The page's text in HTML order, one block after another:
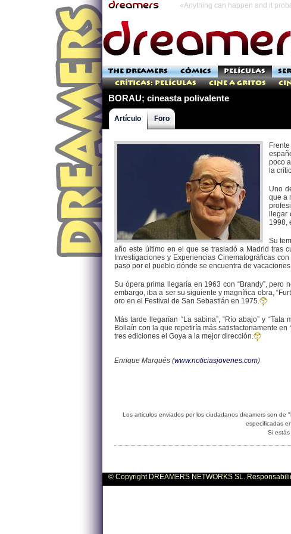
«Anything can happen and it
THE DREAMERS CÓMICS PELÍCULAS
Críticas: Películas
Cine a Gritos
BORAU; cineasta polivalente
Artículo Foro
poco
la
Uno
que a
1998,
Su
año este último en el que se trasladó a Madrid tras
Investigaciones y Experiencias Cinematográficas
paso por el pueblo dónde se encuentra de
Su ópera prima llegaría en 1963 con “Brandy”, pero
embargo, iba a ser su siguiente y magnífica obra,
oro en el Festival de San Sebastián en 1975.
Más tarde llegarían “La sabina”, “Río abajo” y
Bollaín con la que repetiría más satisfactoriamente
tres ediciones el Goya a la mejor dirección.
Enrique Marqués (www.noticiasjovenes.com)
Los articulos enviados por los ciudadanos dreamers son de
especificadas
Si
© Copyright DREAMERS NETWORKS SL.